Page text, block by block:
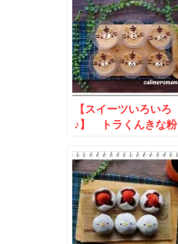
【スイーツいろいろ
♪】 トラくんきな粉